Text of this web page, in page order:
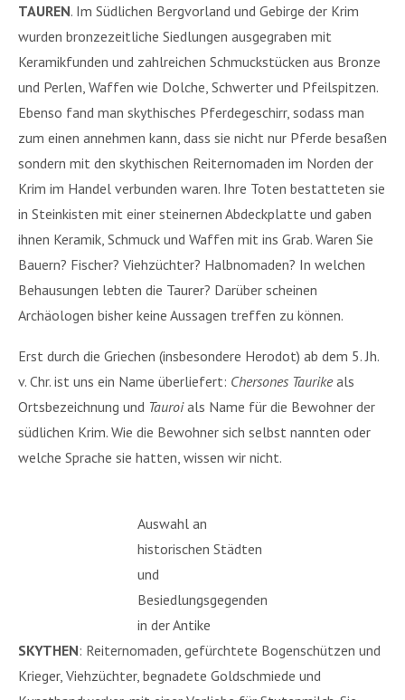
TAUREN. Im Südlichen Bergvorland und Gebirge der Krim
wurden bronzezeitliche Siedlungen ausgegraben mit
Keramikfunden und zahlreichen Schmuckstücken aus Bronze
und Perlen, Waffen wie Dolche, Schwerter und Pfeilspitzen.
Ebenso fand man skythisches Pferdegeschirr, sodass man
zum einen annehmen kann, dass sie nicht nur Pferde besaßen
sondern mit den skythischen Reiternomaden im Norden der
Krim im Handel verbunden waren. Ihre Toten bestatteten sie
in Steinkisten mit einer steinernen Abdeckplatte und gaben
ihnen Keramik, Schmuck und Waffen mit ins Grab. Waren Sie
Bauern? Fischer? Viehzüchter? Halbnomaden? In welchen
Behausungen lebten die Taurer? Darüber scheinen
Archäologen bisher keine Aussagen treffen zu können.
Erst durch die Griechen (insbesondere Herodot) ab dem 5. Jh.
v. Chr. ist uns ein Name überliefert: Chersones Taurikeals
Ortsbezeichnung und Tauroials Name für die Bewohner der
südlichen Krim. Wie die Bewohner sich selbst nannten oder
welche Sprache sie hatten, wissen wir nicht.
Auswahl an
historischen Städten
und
Besiedlungsgegenden
in der Antike
SKYTHEN: Reiternomaden, gefürchtete Bogenschützen und
Krieger, Viehzüchter, begnadete Goldschmiede und